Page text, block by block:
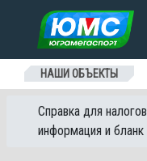
Перейти к
НАШИ ОБЪЕКТЫ
Справка для
информация и бланк